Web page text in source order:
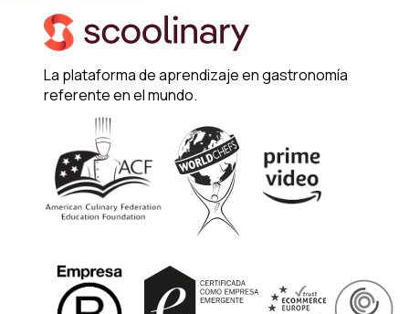
La plataforma de aprendizaje en gastronomía
referente en el mundo.